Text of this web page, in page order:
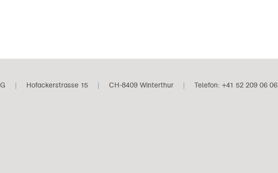
| Hofackerstrasse 15 | CH-8409 Winterthur | Telefon: +41 52 209 06 06